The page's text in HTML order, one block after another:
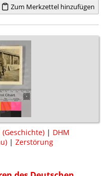
Zum Merkzettel hinzufügen
(Geschichte) | DHM
| Zerstörung